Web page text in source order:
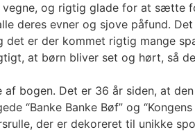
og rigtig glade for at sætte
deres evner og sjove påfund.
er der kommet rigtig mange
at børn bliver set og hørt, så
af bogen. Det er 36 år siden, at
“Banke Banke Bøf” og
der er dekoreret til unikke